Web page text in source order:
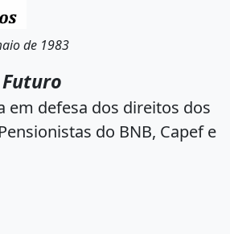
de 1983
em defesa dos direitos dos
do BNB, Capef e